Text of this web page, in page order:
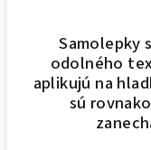
Samolepky
odolného
aplikujú na
sú